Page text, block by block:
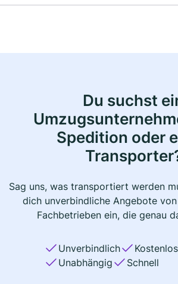
Du suchst
Spedition oder
Sag uns, was transportiert werden
dich unverbindliche Angebote
Fachbetrieben ein, die genau
Unverbindlich
Kostenlos
Unabhängig
Schnell